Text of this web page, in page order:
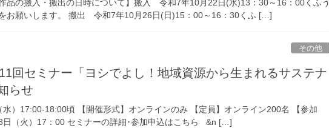
品の搬入・搬出の日時について】搬入 令和7年10月22日(水)13：30～16：00くふう
お願いします。 搬出 令和7年10月26日(日)15：00～16：30くふ […]
その他
回セミナー「ヨシでよし！地域資源から生まれるサステナ
らせ
水）17:00-18:00頃 【開催形式】オンラインのみ 【定員】オンライン200名 【参加
日（火）17：00 セミナーの詳細･参加申込はこちら &n […]